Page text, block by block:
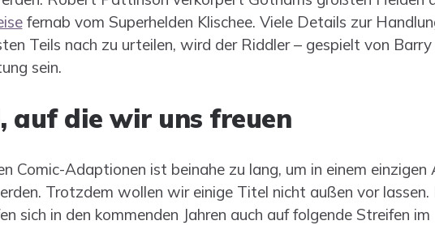
fernab vom Superhelden Klischee. Viele Details zur
Teils nach zu urteilen, wird der Riddler – gespielt von
sein.
auf die wir uns freuen
Comic-Adaptionen ist beinahe zu lang, um in einem einzigen
Trotzdem wollen wir einige Titel nicht außen vor lassen.
sich in den kommenden Jahren auch auf folgende Streifen im